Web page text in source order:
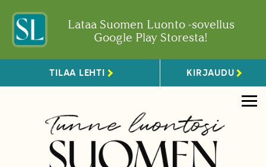
Lataa Suomen Luonto -sovellus
Google Play Storesta!
TILAA LEHTI KIRJAUDU